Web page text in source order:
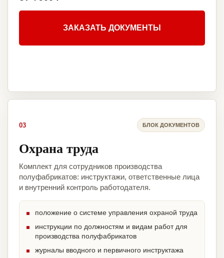
ЗАКАЗАТЬ ДОКУМЕНТЫ
03 БЛОК ДОКУМЕНТОВ
Охрана труда
Комплект для сотрудников производства
полуфабрикатов: инструктажи, ответственные лица
и внутренний контроль работодателя.
положение о системе управления охраной труда
инструкции по должностям и видам работ для
производства полуфабрикатов
журналы вводного и первичного инструктажа